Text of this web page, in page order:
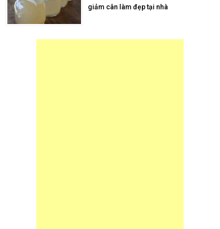
giảm cân làm đẹp tại nhà